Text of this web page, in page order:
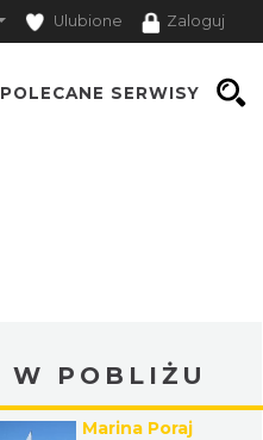
Ulubione Zaloguj
POLECANE SERWISY
W POBLIŻU
Marina Poraj